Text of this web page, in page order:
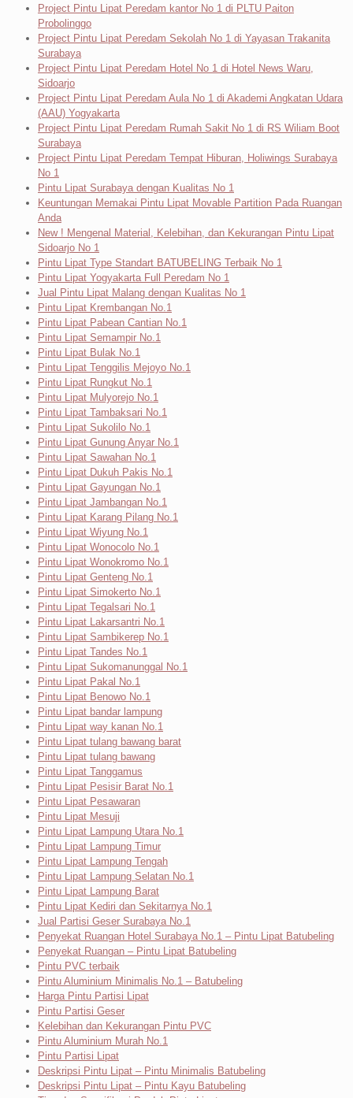
Project Pintu Lipat Peredam kantor No 1 di PLTU Paiton
Probolinggo
Project Pintu Lipat Peredam Sekolah No 1 di Yayasan Trakanita
Surabaya
Project Pintu Lipat Peredam Hotel No 1 di Hotel News Waru,
Sidoarjo
Project Pintu Lipat Peredam Aula No 1 di Akademi Angkatan Udara
(AAU) Yogyakarta
Project Pintu Lipat Peredam Rumah Sakit No 1 di RS Wiliam Boot
Surabaya
Project Pintu Lipat Peredam Tempat Hiburan, Holiwings Surabaya
No 1
Pintu Lipat Surabaya dengan Kualitas No 1
Keuntungan Memakai Pintu Lipat Movable Partition Pada Ruangan
Anda
New ! Mengenal Material, Kelebihan, dan Kekurangan Pintu Lipat
Sidoarjo No 1
Pintu Lipat Type Standart BATUBELING Terbaik No 1
Pintu Lipat Yogyakarta Full Peredam No 1
Jual Pintu Lipat Malang dengan Kualitas No 1
Pintu Lipat Krembangan No.1
Pintu Lipat Pabean Cantian No.1
Pintu Lipat Semampir No.1
Pintu Lipat Bulak No.1
Pintu Lipat Tenggilis Mejoyo No.1
Pintu Lipat Rungkut No.1
Pintu Lipat Mulyorejo No.1
Pintu Lipat Tambaksari No.1
Pintu Lipat Sukolilo No.1
Pintu Lipat Gunung Anyar No.1
Pintu Lipat Sawahan No.1
Pintu Lipat Dukuh Pakis No.1
Pintu Lipat Gayungan No.1
Pintu Lipat Jambangan No.1
Pintu Lipat Karang Pilang No.1
Pintu Lipat Wiyung No.1
Pintu Lipat Wonocolo No.1
Pintu Lipat Wonokromo No.1
Pintu Lipat Genteng No.1
Pintu Lipat Simokerto No.1
Pintu Lipat Tegalsari No.1
Pintu Lipat Lakarsantri No.1
Pintu Lipat Sambikerep No.1
Pintu Lipat Tandes No.1
Pintu Lipat Sukomanunggal No.1
Pintu Lipat Pakal No.1
Pintu Lipat Benowo No.1
Pintu Lipat bandar lampung
Pintu Lipat way kanan No.1
Pintu Lipat tulang bawang barat
Pintu Lipat tulang bawang
Pintu Lipat Tanggamus
Pintu Lipat Pesisir Barat No.1
Pintu Lipat Pesawaran
Pintu Lipat Mesuji
Pintu Lipat Lampung Utara No.1
Pintu Lipat Lampung Timur
Pintu Lipat Lampung Tengah
Pintu Lipat Lampung Selatan No.1
Pintu Lipat Lampung Barat
Pintu Lipat Kediri dan Sekitarnya No.1
Jual Partisi Geser Surabaya No.1
Penyekat Ruangan Hotel Surabaya No.1 – Pintu Lipat Batubeling
Penyekat Ruangan – Pintu Lipat Batubeling
Pintu PVC terbaik
Pintu Aluminium Minimalis No.1 – Batubeling
Harga Pintu Partisi Lipat
Pintu Partisi Geser
Kelebihan dan Kekurangan Pintu PVC
Pintu Aluminium Murah No.1
Pintu Partisi Lipat
Deskripsi Pintu Lipat – Pintu Minimalis Batubeling
Deskripsi Pintu Lipat – Pintu Kayu Batubeling